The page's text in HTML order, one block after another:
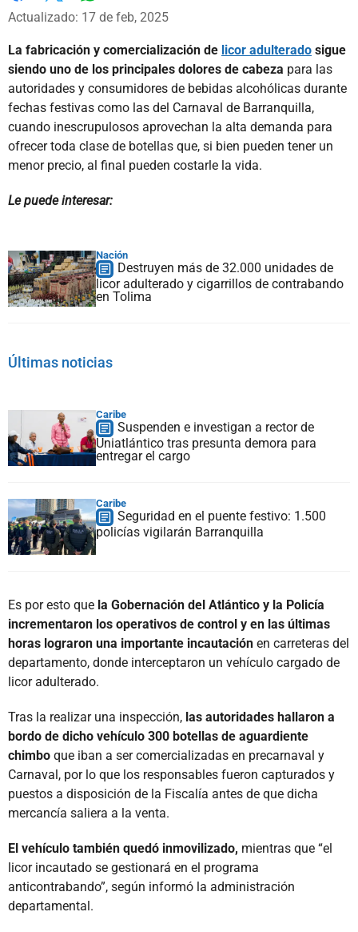
Facebook
X
Actualizado: 17 de feb, 2025
La fabricación y comercialización de licor adulterado sigue
siendo uno de los principales dolores de cabeza para las
autoridades y consumidores de bebidas alcohólicas durante
fechas festivas como las del Carnaval de Barranquilla,
cuando inescrupulosos aprovechan la alta demanda para
ofrecer toda clase de botellas que, si bien pueden tener un
menor precio, al final pueden costarle la vida.
Le puede interesar:
Nación
Destruyen más de 32.000 unidades de
licor adulterado y cigarrillos de contrabando
en Tolima
Últimas noticias
Caribe
Suspenden e investigan a rector de
Uniatlántico tras presunta demora para
entregar el cargo
Caribe
Seguridad en el puente festivo: 1.500
policías vigilarán Barranquilla
Es por esto que la Gobernación del Atlántico y la Policía
incrementaron los operativos de control y en las últimas
horas lograron una importante incautación en carreteras del
departamento, donde interceptaron un vehículo cargado de
licor adulterado.
Tras la realizar una inspección, las autoridades hallaron a
bordo de dicho vehículo 300 botellas de aguardiente
chimbo que iban a ser comercializadas en precarnaval y
Carnaval, por lo que los responsables fueron capturados y
puestos a disposición de la Fiscalía antes de que dicha
mercancía saliera a la venta.
El vehículo también quedó inmovilizado, mientras que “el
licor incautado se gestionará en el programa
anticontrabando”, según informó la administración
departamental.